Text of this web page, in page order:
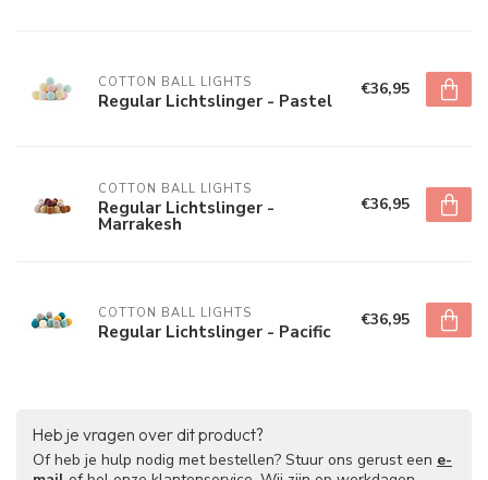
COTTON BALL LIGHTS
Regular Lichtslinger - Pastel €36,95
COTTON BALL LIGHTS
Regular Lichtslinger -
Marrakesh
€36,95
COTTON BALL LIGHTS
Regular Lichtslinger - Pacific €36,95
Heb je vragen over dit product?
Of heb je hulp nodig met bestellen? Stuur ons gerust een e-